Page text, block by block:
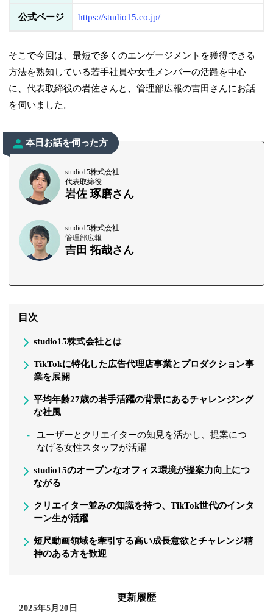
公式ページ https://studio15.co.jp/
そこで今回は、最短で多くのエンゲージメントを獲得できる
方法を熟知している若手社員や女性メンバーの活躍を中心
に、代表取締役の岩佐さんと、管理部広報の吉田さんにお話
を伺いました。
本日お話を伺った方
studio15株式会社
代表取締役
岩佐 琢磨さん
studio15株式会社
管理部広報
吉田 拓哉さん
目次
studio15株式会社とは
TikTokに特化した広告代理店事業とプロダクション事
業を展開
平均年齢27歳の若手活躍の背景にあるチャレンジング
な社風
ユーザーとクリエイターの知見を活かし、提案につ
なげる女性スタッフが活躍
studio15のオープンなオフィス環境が提案力向上につ
ながる
クリエイター並みの知識を持つ、TikTok世代のインタ
ーン生が活躍
短尺動画領域を牽引する高い成長意欲とチャレンジ精
神のある方を歓迎
更新履歴
2025年5月20日